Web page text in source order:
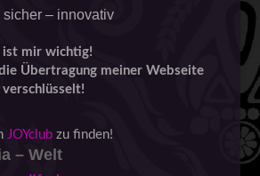
sicher – innovativ
ist mir wichtig!
Übertragung meiner Webseite
verschlüsselt!
JOYclubzu finden!
– Welt